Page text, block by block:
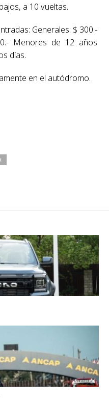
a 10 vueltas.
Generales: $ 300.-
Menores de 12 años
días.
en el autódromo.